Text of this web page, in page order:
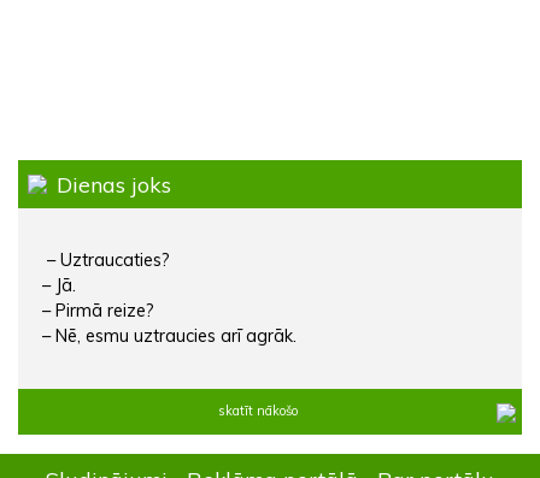
Dienas joks
– Uztraucaties?
– Jā.
– Pirmā reize?
– Nē, esmu uztraucies arī agrāk.
skatīt nākošo